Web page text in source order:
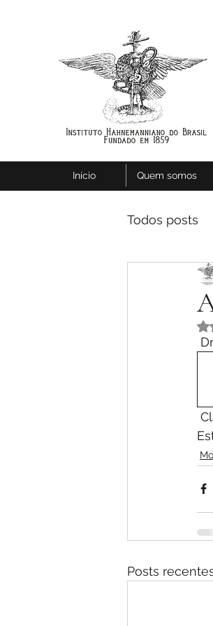
Início Quem somos
Todos posts
Posts